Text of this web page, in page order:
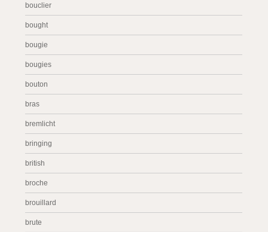
bouclier
bought
bougie
bougies
bouton
bras
bremlicht
bringing
british
broche
brouillard
brute